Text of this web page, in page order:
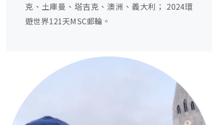
克、土庫曼、塔吉克、澳洲、義大利； 2024環
遊世界121天MSC郵輪。